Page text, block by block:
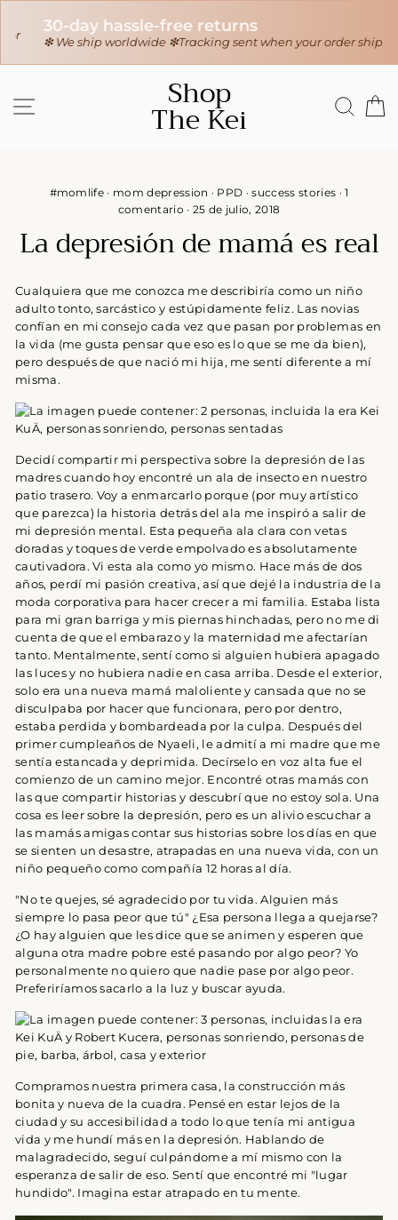
30-day hassle-free returns
❇ We ship worldwide ❇Tracking sent when your order ships
Shop
The Kei
#momlife · mom depression · PPD ·success stories ·1
comentario · 25 de julio, 2018
La depresión de mamá es real
Cualquiera que me conozca me describiría como un niño
adulto tonto, sarcástico y estúpidamente feliz. Las novias
confían en mi consejo cada vez que pasan por problemas en
la vida (me gusta pensar que eso es lo que se me da bien),
pero después de que nació mi hija, me sentí diferente a mí
misma.
Decidí compartir mi perspectiva sobre la depresión de las
madres cuando hoy encontré un ala de insecto en nuestro
patio trasero. Voy a enmarcarlo porque (por muy artístico
que parezca) la historia detrás del ala me inspiró a salir de
mi depresión mental. Esta pequeña ala clara con vetas
doradas y toques de verde empolvado es absolutamente
cautivadora. Vi esta ala como yo mismo. Hace más de dos
años, perdí mi pasión creativa, así que dejé la industria de la
moda corporativa para hacer crecer a mi familia. Estaba lista
para mi gran barriga y mis piernas hinchadas, pero no me di
cuenta de que el embarazo y la maternidad me afectarían
tanto. Mentalmente, sentí como si alguien hubiera apagado
las luces y no hubiera nadie en casa arriba. Desde el exterior,
solo era una nueva mamá maloliente y cansada que no se
disculpaba por hacer que funcionara, pero por dentro,
estaba perdida y bombardeada por la culpa. Después del
primer cumpleaños de Nyaeli, le admití a mi madre que me
sentía estancada y deprimida. Decírselo en voz alta fue el
comienzo de un camino mejor. Encontré otras mamás con
las que compartir historias y descubrí que no estoy sola. Una
cosa es leer sobre la depresión, pero es un alivio escuchar a
las mamás amigas contar sus historias sobre los días en que
se sienten un desastre, atrapadas en una nueva vida, con un
niño pequeño como compañía 12 horas al día.
"No te quejes, sé agradecido por tu vida. Alguien más
siempre lo pasa peor que tú" ¿Esa persona llega a quejarse?
¿O hay alguien que les dice que se animen y esperen que
alguna otra madre pobre esté pasando por algo peor? Yo
personalmente no quiero que nadie pase por algo peor.
Preferiríamos sacarlo a la luz y buscar ayuda.
Compramos nuestra primera casa, la construcción más
bonita y nueva de la cuadra. Pensé en estar lejos de la
ciudad y su accesibilidad a todo lo que tenía mi antigua
vida y me hundí más en la depresión. Hablando de
malagradecido, seguí culpándome a mí mismo con la
esperanza de salir de eso. Sentí que encontré mi "lugar
hundido". Imagina estar atrapado en tu mente.